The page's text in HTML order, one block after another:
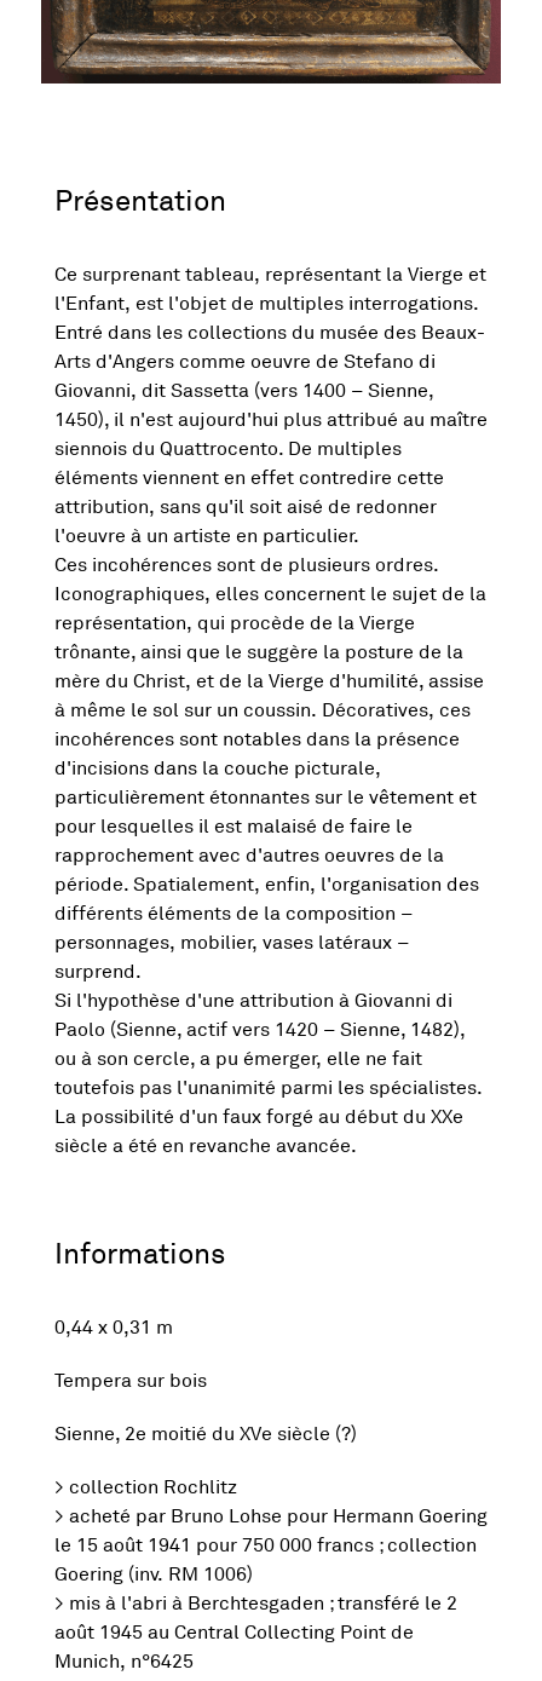
Présentation
Ce surprenant tableau, représentant la Vierge et
l'Enfant, est l'objet de multiples interrogations.
Entré dans les collections du musée des Beaux-
Arts d'Angers comme oeuvre de Stefano di
Giovanni, dit Sassetta (vers 1400 – Sienne,
1450), il n'est aujourd'hui plus attribué au maître
siennois du Quattrocento. De multiples
éléments viennent en effet contredire cette
attribution, sans qu'il soit aisé de redonner
l'oeuvre à un artiste en particulier.
Ces incohérences sont de plusieurs ordres.
Iconographiques, elles concernent le sujet de la
représentation, qui procède de la Vierge
trônante, ainsi que le suggère la posture de la
mère du Christ, et de la Vierge d'humilité, assise
à même le sol sur un coussin. Décoratives, ces
incohérences sont notables dans la présence
d'incisions dans la couche picturale,
particulièrement étonnantes sur le vêtement et
pour lesquelles il est malaisé de faire le
rapprochement avec d'autres oeuvres de la
période. Spatialement, enfin, l'organisation des
différents éléments de la composition –
personnages, mobilier, vases latéraux –
surprend.
Si l'hypothèse d'une attribution à Giovanni di
Paolo (Sienne, actif vers 1420 – Sienne, 1482),
ou à son cercle, a pu émerger, elle ne fait
toutefois pas l'unanimité parmi les spécialistes.
La possibilité d'un faux forgé au début du XXe
siècle a été en revanche avancée.
Informations
0,44 x 0,31 m
Tempera sur bois
Sienne, 2e moitié du XVe siècle (?)
> collection Rochlitz
> acheté par Bruno Lohse pour Hermann Goering
le 15 août 1941 pour 750 000 francs ; collection
Goering (inv. RM 1006)
> mis à l'abri à Berchtesgaden ; transféré le 2
août 1945 au Central Collecting Point de
Munich, n°6425